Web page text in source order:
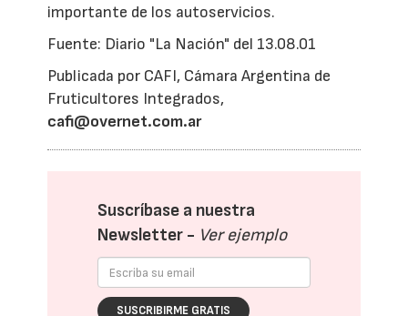
importante de los autoservicios.
Fuente: Diario "La Nación" del 13.08.01
Publicada por CAFI, Cámara Argentina de
Fruticultores Integrados,
cafi@overnet.com.ar
Suscríbase a nuestra
Newsletter - Ver ejemplo
SUSCRIBIRME GRATIS